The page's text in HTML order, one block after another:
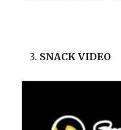
SNACK VIDEO